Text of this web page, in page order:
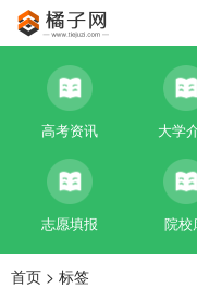
高考资讯 大学
志愿填报 院校
首页 > 标签